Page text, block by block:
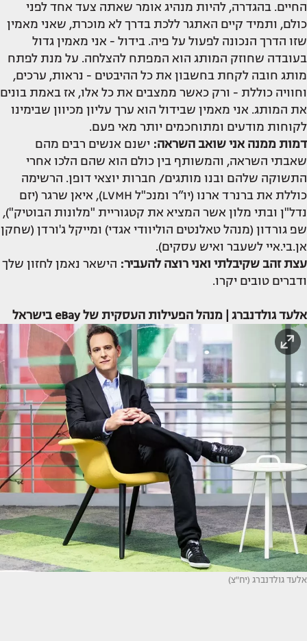
החיים. בהגדרה, להיות מנהיג אומר שאתה צעד אחד לפני
כולם, ותמיד קיים האתגר ללכת בדרך לא מוכרת, שאני מאמין
שזו הדרך הנכונה לפעול על פיה. בידול - אני מאמין גדול
בעובדה שחוזק המותג הוא המפתח להצלחה. על מנת לפתח
מותג חובה לקחת בחשבון את כל ההיבטים - נראות, ערכים,
וחוויה כוללת - ורק כאשר ממצבים את כל אלו, אז באמת בונים
את המותג. אני מאמין שבידול הוא ערך עליון מכיוון שבימינו
לקוחות מודעים ומתוחכמים יותר מאי פעם.
דמות ממנה אני שואב השראה: ישנם אנשים רבים מהם
שאבתי השראה, והמשותף בין כולם הוא שהם הלכו אחרי
התשוקה שלהם ובנו מותגים/ חברות יוצאי דופן. הרשימה
כוללת את ברנרד ארנו (יו”ר ומנכ"ל LVMH), איאן שרגר (יזם
נדל"ן ובתי מלון אשר המציא את קטגוריית "מלונות הבוטיק"),
שפ גורדון (מנהל טאלנטים הוליוודי אגדי) ומייקל ג'ורדן (שחקן
אן.בי.איי לשעבר ואיש עסקים).
עצת זהב שקיבלתי ואני רוצה להעביר: הישאר נאמן לחזון שלך
ודברים טובים יקרו.
אלעד גולדנברג | מנהל הפעילות העסקית של eBay בישראל
אלעד גולדנברג (יח"צ)